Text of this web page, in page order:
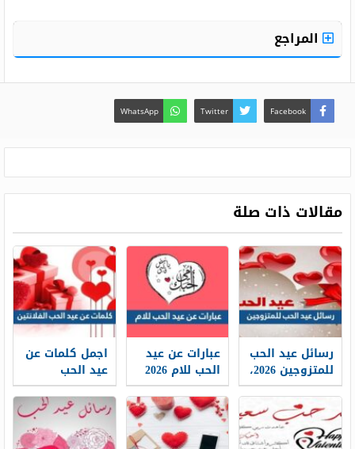
المراجع
Facebook
Twitter
WhatsApp
مقالات ذات صلة
رسائل عيد الحب
للمتزوجين 2026،
اجمل رسائل
الفلانتين
للمتزوجين بعيد
الحب
عبارات عن عيد
الحب للام 2026
اجمل رسائل
وكلمات تهنئة
لأمي في عيد
الحب
اجمل كلمات عن
عيد الحب
الفلانتين 2026